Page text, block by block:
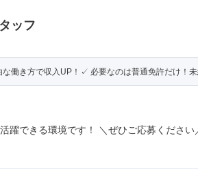
ッフ
な働き方で収入UP！✓ 必要なのは普通免許だけ！
躍できる環境です！ ＼ぜひご応募ください